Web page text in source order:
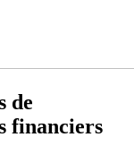
de
financiers